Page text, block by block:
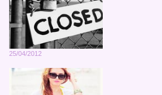
25/04/2012